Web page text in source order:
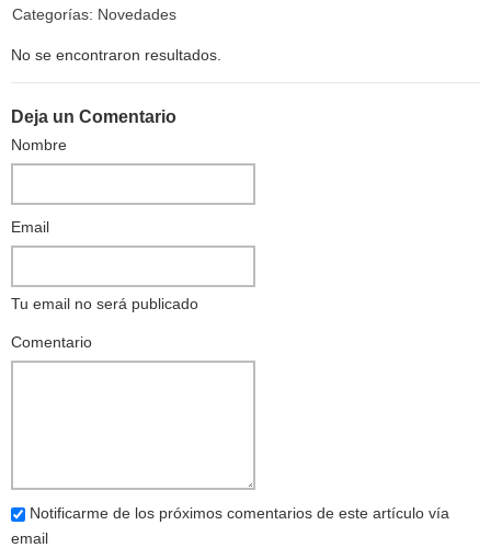
Categorías: Novedades
No se encontraron resultados.
Deja un Comentario
Nombre
Email
Tu email no será publicado
Comentario
Notificarme de los próximos comentarios de este artículo vía
email